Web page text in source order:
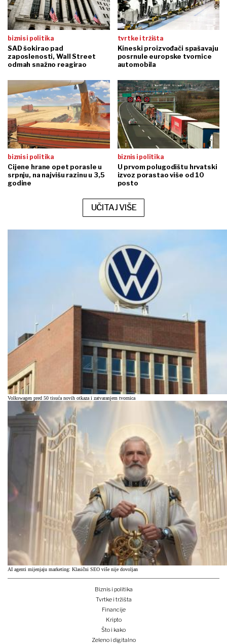
biznis i politika
SAD šokirao pad
zaposlenosti, Wall Street
odmah snažno reagirao
tvrtke i tržišta
Kineski proizvođači spašavaju
posrnule europske tvornice
automobila
biznis i politika
Cijene hrane opet porasle u
srpnju, na najvišu razinu u 3,5
godine
biznis i politika
U prvom polugodištu hrvatski
izvoz porastao više od 10
posto
UČITAJ VIŠE
Volkswagen pred 50 tisuća novih otkaza i zatvaranjem tvornica
AI agenti mijenjaju marketing: Klasični SEO više nije dovoljan
Biznis i politika
Tvrtke i tržišta
Financije
Kripto
Što i kako
Zeleno i digitalno